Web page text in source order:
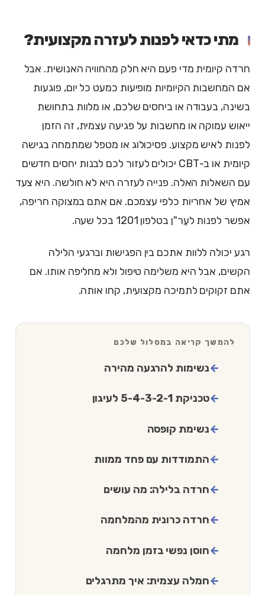
מתי כדאי לפנות לעזרה מקצועית?
חרדה קיומית מדי פעם היא חלק מהחוויה האנושית. אבל
אם המחשבות הקיומיות מופיעות כמעט כל יום, פוגעות
בשינה, בעבודה או ביחסים שלכם, או מלוות בתחושת
ייאוש עמוקה או מחשבות על פגיעה עצמית, זה הזמן
לפנות לאיש מקצוע. פסיכולוג או מטפל שמתמחה בגישה
קיומית או ב-CBT יכולים לעזור לכם לבנות יחסים חדשים
עם השאלות האלה. פנייה לעזרה היא לא חולשה. היא צעד
אמיץ של אחריות כלפי עצמכם. אם אתם במצוקה חריפה,
אפשר לפנות לעֵר"ן בטלפון 1201 בכל שעה.
רגע יכולה ללוות אתכם בין הפגישות וברגעי הלילה
הקשים, אבל היא משלימה טיפול ולא מחליפה אותו. אם
אתם זקוקים לתמיכה מקצועית, קחו אותה.
להמשך קריאה במסלול שלכם
נשימות להרגעה מהירה
טכניקת 5-4-3-2-1 לעיגון
נשימת קופסה
התמודדות עם פחד ממוות
חרדה בלילה: מה עושים
חרדה כרונית מהמלחמה
חוסן נפשי בזמן מלחמה
חמלה עצמית: איך מתרגלים